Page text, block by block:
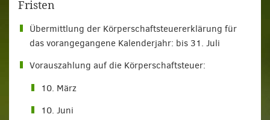
Fristen
Übermittlung der Körperschaftsteuererklärung für
das vorangegangene Kalenderjahr: bis 31. Juli
Vorauszahlung auf die Körperschaftsteuer:
10. März
10. Juni